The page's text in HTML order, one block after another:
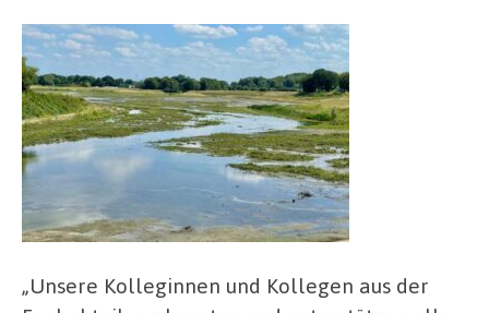
„Unsere Kolleginnen und Kollegen aus der